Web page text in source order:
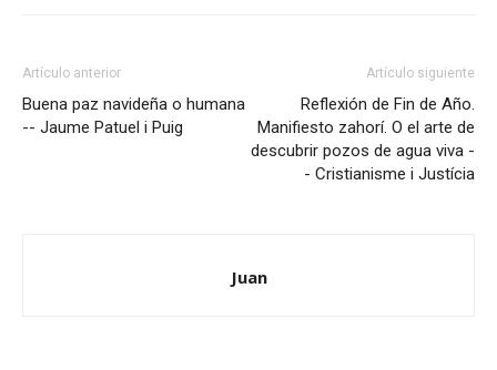
Artículo anterior
Buena paz navideña o humana
-- Jaume Patuel i Puig
Artículo siguiente
Reflexión de Fin de Año.
Manifiesto zahorí. O el arte de
descubrir pozos de agua viva -
- Cristianisme i Justícia
Juan